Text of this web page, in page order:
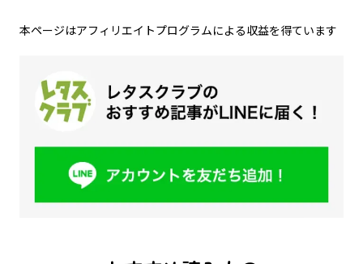
本ページはアフィリエイトプログラムによる収益を得ています